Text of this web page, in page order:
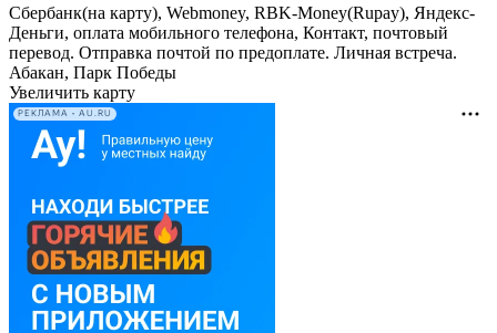
Сбербанк(на карту), Webmoney, RBK-Money(Rupay), Яндекс-
Деньги, оплата мобильного телефона, Контакт, почтовый
перевод. Отправка почтой по предоплате. Личная встреча.
Абакан, Парк Победы
Увеличить карту
РЕКЛАМА • AU.RU